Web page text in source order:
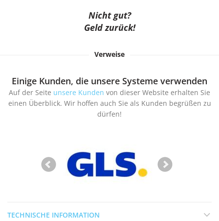
Nicht gut?
Geld zurück!
Verweise
Einige Kunden, die unsere Systeme verwenden
Auf der Seite unsere Kunden von dieser Website erhalten Sie
einen Überblick. Wir hoffen auch Sie als Kunden begrüßen zu
dürfen!
TECHNISCHE INFORMATION